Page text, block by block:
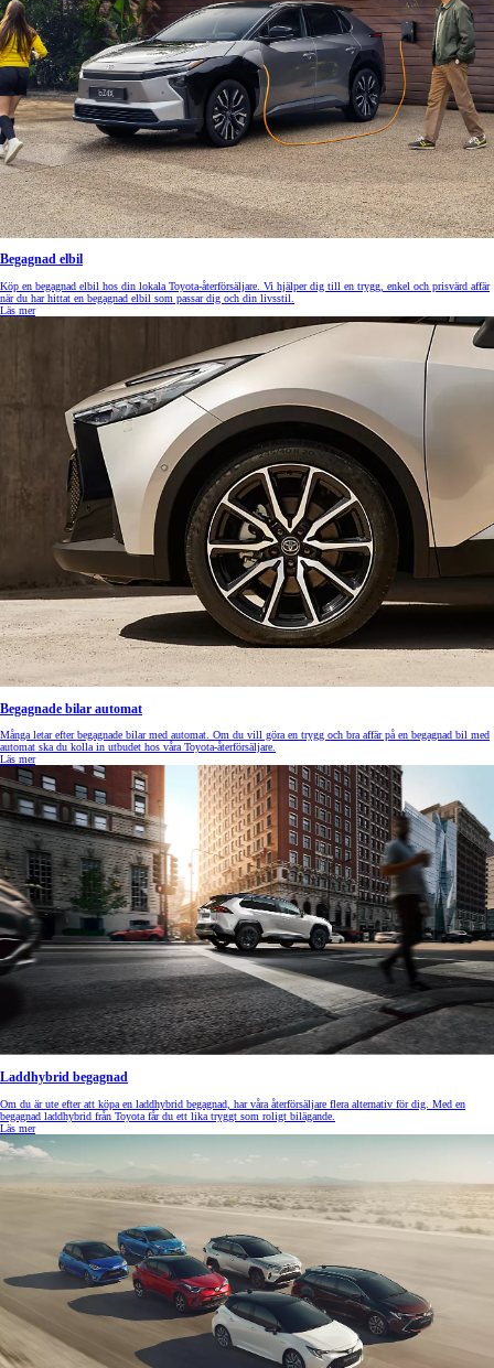
Begagnad elbil
Köp en begagnad elbil hos din lokala Toyota-återförsäljare. Vi hjälper dig till en trygg, enkel och prisvärd affär
när du har hittat en begagnad elbil som passar dig och din livsstil.
Läs mer
Begagnade bilar automat
Många letar efter begagnade bilar med automat. Om du vill göra en trygg och bra affär på en begagnad bil med
automat ska du kolla in utbudet hos våra Toyota-återförsäljare.
Läs mer
Laddhybrid begagnad
Om du är ute efter att köpa en laddhybrid begagnad, har våra återförsäljare flera alternativ för dig. Med en
begagnad laddhybrid från Toyota får du ett lika tryggt som roligt bilägande.
Läs mer